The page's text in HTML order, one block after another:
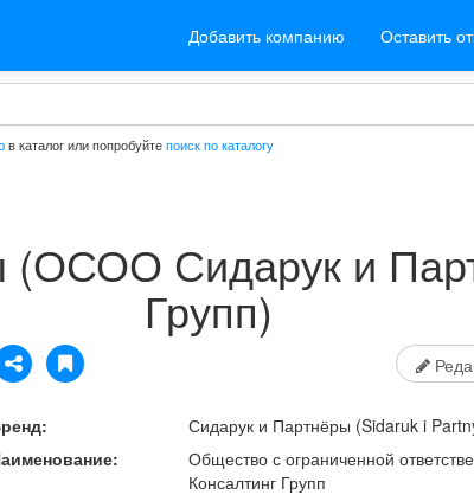
Добавить компанию Оставить
в каталог или попробуйтепоиск по каталогу
(ОСОО Сидарук и
Групп)
Сидарук и Партнёры (Sidaruk i
Общество с ограниченной
Консалтинг Групп